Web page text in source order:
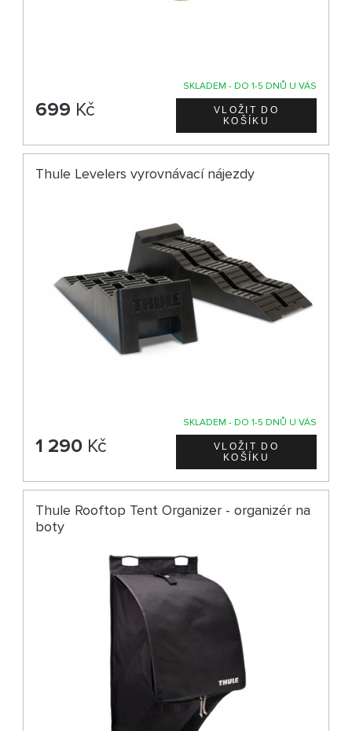
SKLADEM - DO 1-5 DNŮ U VÁS
699 Kč
Thule Levelers vyrovnávací nájezdy
SKLADEM - DO 1-5 DNŮ U VÁS
1 290 Kč
Thule Rooftop Tent Organizer - organizér na
boty